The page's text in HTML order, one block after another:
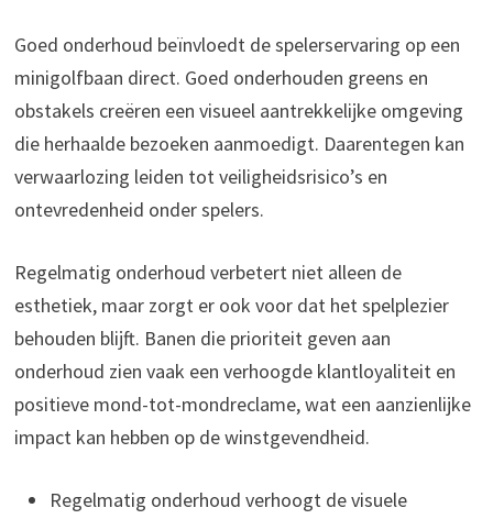
Goed onderhoud beïnvloedt de spelerservaring op een
minigolfbaan direct. Goed onderhouden greens en
obstakels creëren een visueel aantrekkelijke omgeving
die herhaalde bezoeken aanmoedigt. Daarentegen kan
verwaarlozing leiden tot veiligheidsrisico’s en
ontevredenheid onder spelers.
Regelmatig onderhoud verbetert niet alleen de
esthetiek, maar zorgt er ook voor dat het spelplezier
behouden blijft. Banen die prioriteit geven aan
onderhoud zien vaak een verhoogde klantloyaliteit en
positieve mond-tot-mondreclame, wat een aanzienlijke
impact kan hebben op de winstgevendheid.
Regelmatig onderhoud verhoogt de visuele